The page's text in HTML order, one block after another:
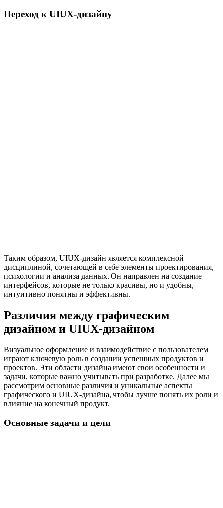
Переход к UIUX-дизайну
Таким образом, UIUX-дизайн является комплексной
дисциплиной, сочетающей в себе элементы проектирования,
психологии и анализа данных. Он направлен на создание
интерфейсов, которые не только красивы, но и удобны,
интуитивно понятны и эффективны.
Различия между графическим
дизайном и UIUX-дизайном
Визуальное оформление и взаимодействие с пользователем
играют ключевую роль в создании успешных продуктов и
проектов. Эти области дизайна имеют свои особенности и
задачи, которые важно учитывать при разработке. Далее мы
рассмотрим основные различия и уникальные аспекты
графического и UIUX-дизайна, чтобы лучше понять их роли и
влияние на конечный продукт.
Основные задачи и цели